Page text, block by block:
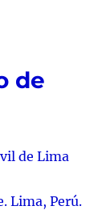
de
de Lima
Lima, Perú.